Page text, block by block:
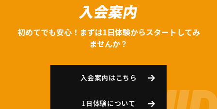
入会案内
初めてでも安心！まずは1日体験からスタートしてみ
ませんか？
入会案内はこちら
1日体験について